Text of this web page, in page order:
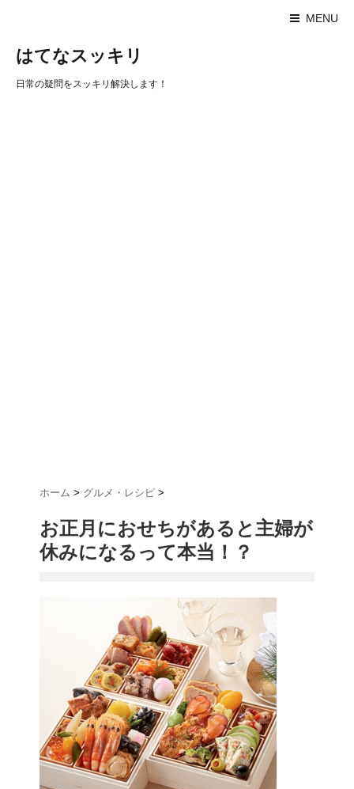
MENU
はてなスッキリ
日常の疑問をスッキリ解決します！
ホーム > グルメ・レシピ >
お正月におせちがあると主婦が
休みになるって本当！？